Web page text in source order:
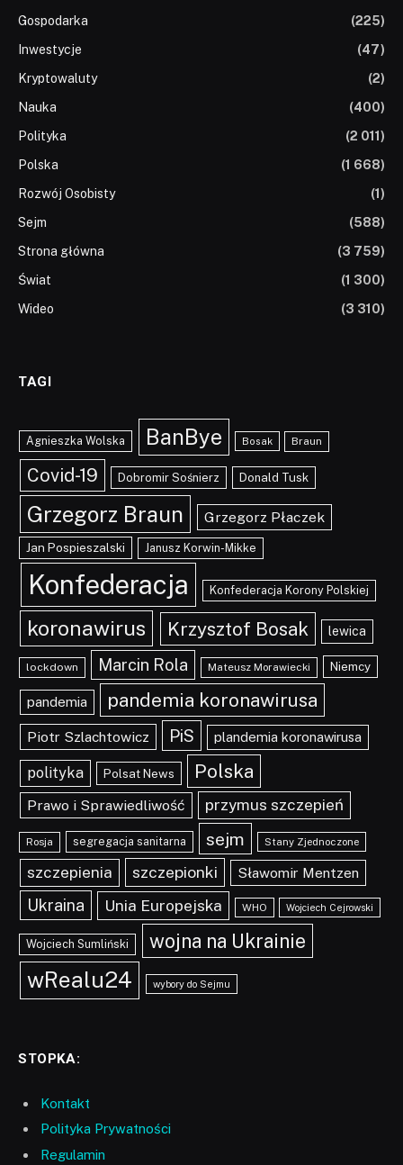
Gospodarka
(225)
Inwestycje
(47)
Kryptowaluty
(2)
Nauka
(400)
Polityka
(2 011)
Polska
(1 668)
Rozwój Osobisty
(1)
Sejm
(588)
Strona główna
(3 759)
Świat
(1 300)
Wideo
(3 310)
TAGI
Agnieszka Wolska BanBye Bosak Braun
Covid-19 Dobromir Sośnierz Donald Tusk
Grzegorz Braun Grzegorz Płaczek
Jan Pospieszalski Janusz Korwin-Mikke
Konfederacja Konfederacja Korony Polskiej
koronawirus Krzysztof Bosak lewica
lockdown Marcin Rola Mateusz Morawiecki Niemcy
pandemia pandemia koronawirusa
Piotr Szlachtowicz PiS plandemia koronawirusa
polityka Polsat News Polska
Prawo i Sprawiedliwość przymus szczepień
Rosja segregacja sanitarna sejm Stany Zjednoczone
szczepienia szczepionki Sławomir Mentzen
Ukraina Unia Europejska WHO Wojciech Cejrowski
Wojciech Sumliński wojna na Ukrainie
wRealu24 wybory do Sejmu
STOPKA:
Kontakt
Polityka Prywatności
Regulamin